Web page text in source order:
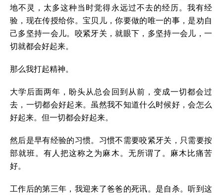
地不灵，太多这种当时觉得永远过不去的经历。我有经
验，现在传授给你。宝贝儿，你要做的唯一的事，是劝自
己多坚持一会儿。咬紧牙关，就眼下，多坚持一会儿，一
切就都会好起来。
那么我打起精神。
大学后面两年，盼头从总会回到从前，变成一切都会过
去，一切都会好起来。虽然我不知道什么时候好，会怎么
好起来。但一切都会好起来。
然后是早有经验的习惯。习惯不需要咬紧牙关，只需要按
部就班。有人把这称之为麻木。无所谓了。麻木比痛苦
好。
工作后的第三年，我迎来了爸爸的死讯。是自杀。听到这